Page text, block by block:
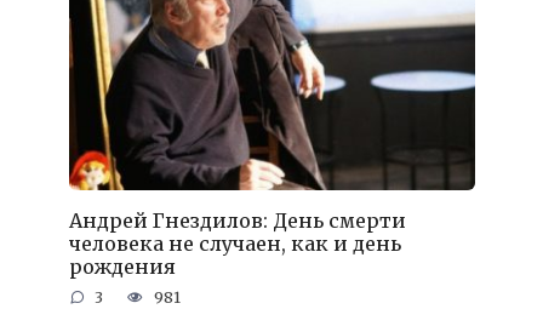
Андрей Гнездилов: День смерти
человека не случаен, как и день
рождения
3 981